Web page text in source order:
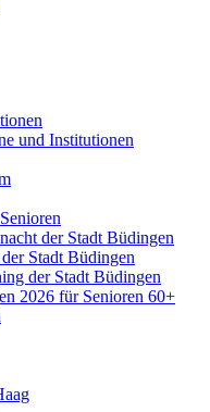
und Institutionen
der Stadt Büdingen
Stadt Büdingen
der Stadt Büdingen
2026 für Senioren 60+